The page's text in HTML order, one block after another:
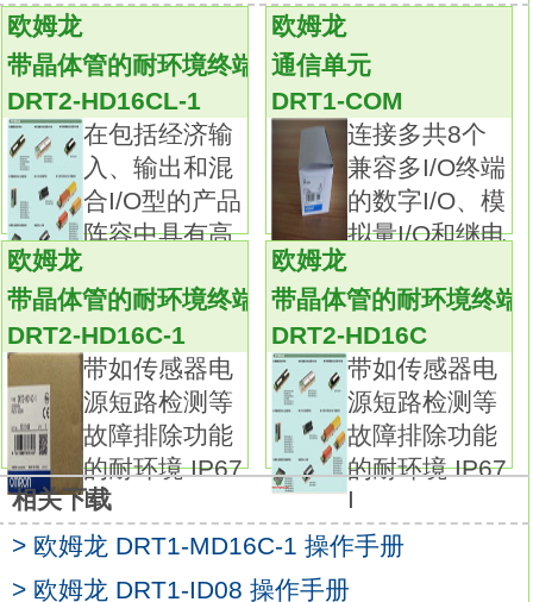
认证。
满足IEC IP67防护等级的高密封性
HD16C
三层密封构造：柱塞部通过丁腈橡胶填料密封
和隔膜密封，
开关部通过丁腈橡胶帽密封；
电缆入口通过包封材料密封。
标准型提供3和5m的电缆长度。型号另提供UL
和CSA认证的电缆。
带柱塞的开关可实现并联安装欧姆龙现场总线
操作手册。
该系列增加了带红色LED指示灯的型号以轻松
确认操作。
带CE标志的VCTF耐油电缆。释放钥匙类型：
特殊型(树脂)。
接线方式：连接器。
螺线管电压/指示灯类型：DC24V/橙。
锁定/释放方式：电磁锁定/机械释放。
欧姆龙
带晶体管的耐环境终端（标准型）
DRT2-HD16CL-1
在包括经济输
入、输出和混
合I/O型的产品
阵容中具有高
欧姆龙
通信单元
DRT1-COM
连接多共8个
兼容多I/O终端
的数字I/O、模
拟量I/O和继电
欧姆龙
带晶体管的耐环境终端（高功能型）
DRT2-HD16C-1
带如传感器电
源短路检测等
故障排除功能
的耐环境 IP67
I
欧姆龙
带晶体管的耐环境终端
DRT2-HD16C
带如传感器电
源短路检测等
故障排除功能
的耐环境 IP67
I
相关下载
> 欧姆龙 DRT1-MD16C-1 操作手册
> 欧姆龙 DRT1-ID08 操作手册